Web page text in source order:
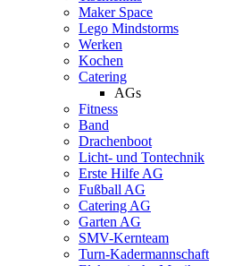
Maker Space
Lego Mindstorms
Werken
Kochen
Catering
AGs
Fitness
Band
Drachenboot
Licht- und Tontechnik
Erste Hilfe AG
Fußball AG
Catering AG
Garten AG
SMV-Kernteam
Turn-Kadermannschaft